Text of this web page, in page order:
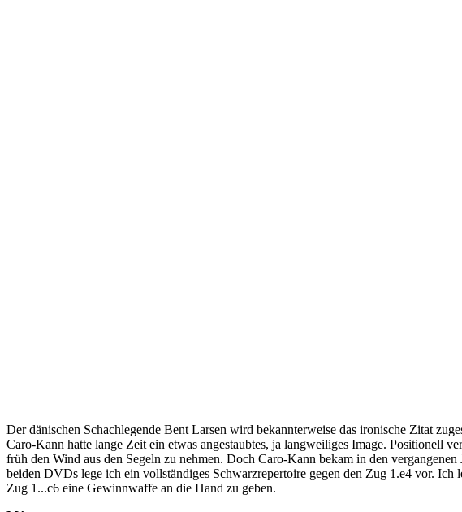
Der dänischen Schachlegende Bent Larsen wird bekannterweise das ironische Zitat
Caro-Kann hatte lange Zeit ein etwas angestaubtes, ja langweiliges Image. Positionell
früh den Wind aus den Segeln zu nehmen. Doch Caro-Kann bekam in den
beiden DVDs lege ich ein vollständiges Schwarzrepertoire gegen den Zug 1.e4 vor.
Zug 1...c6 eine Gewinnwaffe an die Hand zu geben.